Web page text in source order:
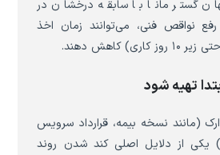
گستر مانا با سابقه درخشان در
نواقص فنی، می‌توانند زمان اخذ
کاهش دهند.
(مانند نسخه بیمه، قرارداد سرویس
یکی از دلایل اصلی کند شدن روند